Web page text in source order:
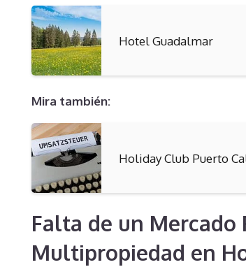
Hotel Guadalmar
Mira también:
Holiday Club Puerto
Falta de un Mercado
Multipropiedad en